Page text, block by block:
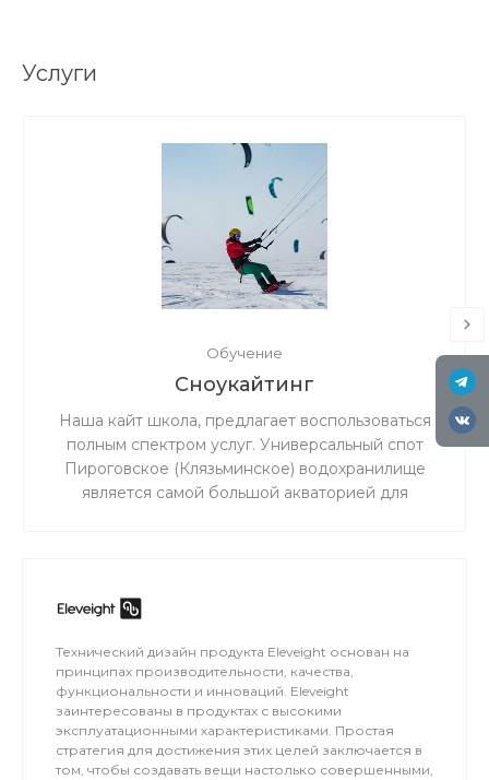
Услуги
Обучение
Сноукайтинг
Наша кайт школа, предлагает воспользоваться
полным спектром услуг. Универсальный спот
Пироговское (Клязьминское) водохранилище
является самой большой акваторией для
Технический дизайн продукта Eleveight основан на
принципах производительности, качества,
функциональности и инноваций. Eleveight
заинтересованы в продуктах с высокими
эксплуатационными характеристиками. Простая
стратегия для достижения этих целей заключается в
том, чтобы создавать вещи настолько совершенными,